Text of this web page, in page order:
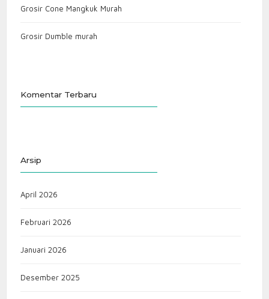
Grosir Cone Mangkuk Murah
Grosir Dumble murah
Komentar Terbaru
Arsip
April 2026
Februari 2026
Januari 2026
Desember 2025